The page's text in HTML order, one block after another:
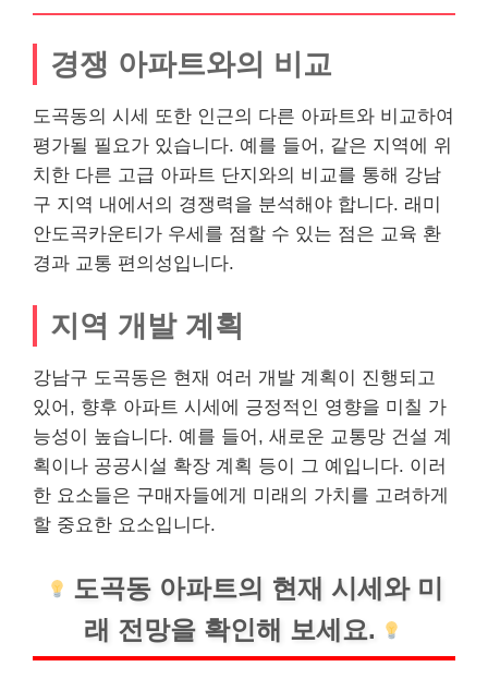
경쟁 아파트와의 비교
도곡동의 시세 또한 인근의 다른 아파트와 비교하여
평가될 필요가 있습니다. 예를 들어, 같은 지역에 위
치한 다른 고급 아파트 단지와의 비교를 통해 강남
구 지역 내에서의 경쟁력을 분석해야 합니다. 래미
안도곡카운티가 우세를 점할 수 있는 점은 교육 환
경과 교통 편의성입니다.
지역 개발 계획
강남구 도곡동은 현재 여러 개발 계획이 진행되고
있어, 향후 아파트 시세에 긍정적인 영향을 미칠 가
능성이 높습니다. 예를 들어, 새로운 교통망 건설 계
획이나 공공시설 확장 계획 등이 그 예입니다. 이러
한 요소들은 구매자들에게 미래의 가치를 고려하게
할 중요한 요소입니다.
도곡동 아파트의 현재 시세와 미
래 전망을 확인해 보세요.